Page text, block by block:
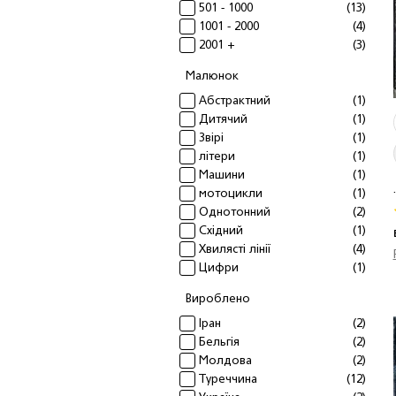
501 - 1000
(13)
1001 - 2000
(4)
2001 +
(3)
Малюнок
Абстрактний
(1)
Дитячий
(1)
Звiрi
(1)
літери
(1)
Машини
(1)
мотоцикли
(1)
Однотонний
(2)
Схiдний
(1)
Хвилясті лінії
(4)
Цифри
(1)
Вироблено
Іран
(2)
Бельгія
(2)
Молдова
(2)
Туреччина
(12)